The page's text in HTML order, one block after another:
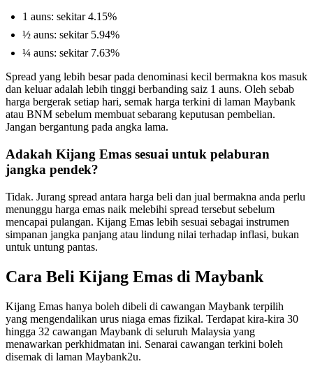
1 auns: sekitar 4.15%
½ auns: sekitar 5.94%
¼ auns: sekitar 7.63%
Spread yang lebih besar pada denominasi kecil bermakna kos masuk
dan keluar adalah lebih tinggi berbanding saiz 1 auns. Oleh sebab
harga bergerak setiap hari, semak harga terkini di laman Maybank
atau BNM sebelum membuat sebarang keputusan pembelian.
Jangan bergantung pada angka lama.
Adakah Kijang Emas sesuai untuk pelaburan
jangka pendek?
Tidak. Jurang spread antara harga beli dan jual bermakna anda perlu
menunggu harga emas naik melebihi spread tersebut sebelum
mencapai pulangan. Kijang Emas lebih sesuai sebagai instrumen
simpanan jangka panjang atau lindung nilai terhadap inflasi, bukan
untuk untung pantas.
Cara Beli Kijang Emas di Maybank
Kijang Emas hanya boleh dibeli di cawangan Maybank terpilih
yang mengendalikan urus niaga emas fizikal. Terdapat kira-kira 30
hingga 32 cawangan Maybank di seluruh Malaysia yang
menawarkan perkhidmatan ini. Senarai cawangan terkini boleh
disemak di laman Maybank2u.